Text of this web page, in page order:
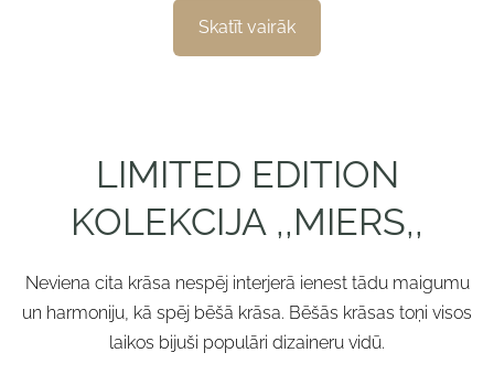
​Skatīt vairāk​
LIMITED EDITION
KOLEKCIJA,,MIERS,,
Neviena cita krāsa nespēj interjerā ienest tādu maigumu
un harmoniju, kā spēj bēšā krāsa. Bēšās krāsas toņi visos
laikos bijuši populāri dizaineru vidū.